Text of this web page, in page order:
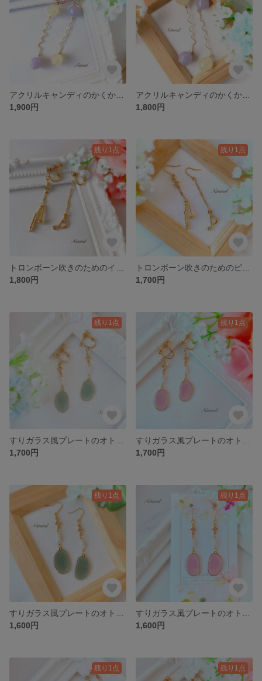
1,900円
1,800円
残り1点
1,800円
残り1点
1,700円
残り1点
1,700円
残り1点
1,700円
残り1点
1,600円
残り1点
1,600円
残り1点 残り1点